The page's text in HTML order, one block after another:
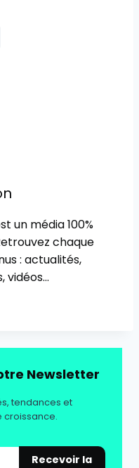
un média 100%
chaque
: actualités,
vidéos…
Newsletter
tendances et
croissance.
Recevoir la